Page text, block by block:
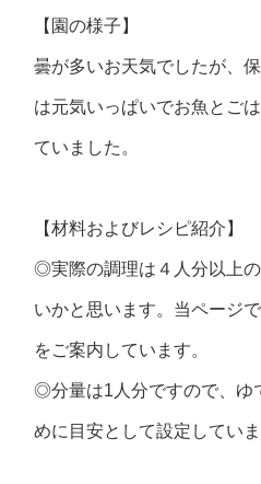
【園の様子】
曇が多いお天気でしたが、
は元気いっぱいでお魚とご
ていました。
【材料およびレシピ紹介】
◎実際の調理は４人分以上
いかと思います。当ページ
をご案内しています。
◎分量は1人分ですので、ゆ
めに目安として設定していま